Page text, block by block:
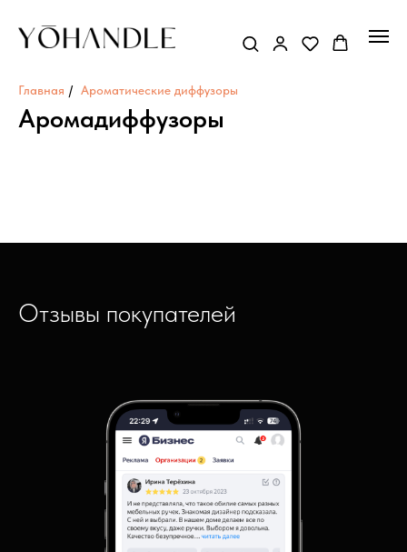
Главная / Ароматические диффузоры
Аромадиффузоры
Отзывы покупателей